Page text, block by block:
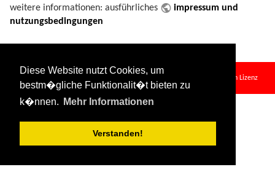
Diese Website nutzt Cookies, um
bestm�gliche Funktionalit�t bieten zu
k�nnen.
Mehr Informationen
Verstanden!
weitere informationen: ausführliches
impressum und
nutzungsbedingungen
impressum.txt· Zuletzt geändert:2024/08/11 09:34
Falls nicht anders bezeichnet, ist der Inhalt dieses Wikis unter der folgenden Lizenz
veröffentlicht:
CC Attribution-Share Alike 4.0 International